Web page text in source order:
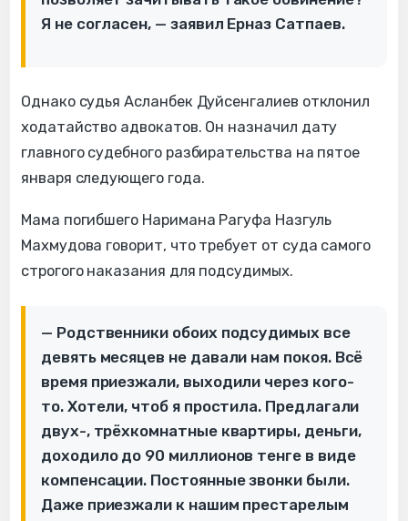
Я не согласен, — заявил Ерназ Сатпаев.
Однако судья Асланбек Дуйсенгалиев отклонил
ходатайство адвокатов. Он назначил дату
главного судебного разбирательства на пятое
января следующего года.
Мама погибшего Наримана Рагуфа Назгуль
Махмудова говорит, что требует от суда самого
строгого наказания для подсудимых.
— Родственники обоих подсудимых все
девять месяцев не давали нам покоя. Всё
время приезжали, выходили через кого-
то. Хотели, чтоб я простила. Предлагали
двух-, трёхкомнатные квартиры, деньги,
доходило до 90 миллионов тенге в виде
компенсации. Постоянные звонки были.
Даже приезжали к нашим престарелым